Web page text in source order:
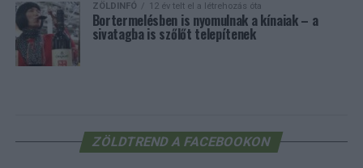
ZÖLDINFÓ 12 év telt el a létrehozás óta
Bortermelésben is nyomulnak a kínaiak – a
sivatagba is szőlőt telepítenek
ZÖLDTREND A FACEBOOKON